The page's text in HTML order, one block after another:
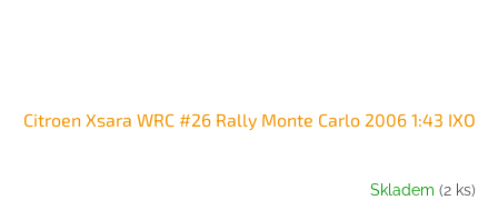
Citroen Xsara WRC #26 Rally Monte Carlo 2006 1:43 IXO
Skladem (2 ks)